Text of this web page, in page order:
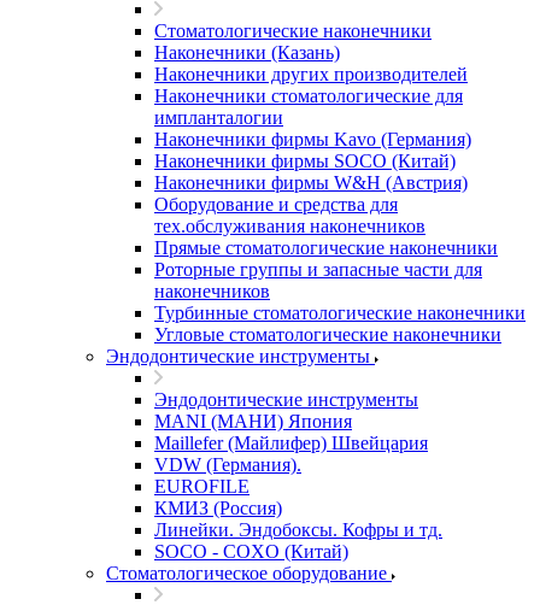
Стоматологические наконечники
Наконечники (Казань)
Наконечники других производителей
Наконечники стоматологические для
импланталогии
Наконечники фирмы Kavo (Германия)
Наконечники фирмы SOCO (Китай)
Наконечники фирмы W&H (Австрия)
Оборудование и средства для
тех.обслуживания наконечников
Прямые стоматологические наконечники
Роторные группы и запасные части для
наконечников
Турбинные стоматологические наконечники
Угловые стоматологические наконечники
Эндодонтические инструменты
Эндодонтические инструменты
MANI (МАНИ) Япония
Maillefer (Майлифер) Швейцария
VDW (Германия).
EUROFILE
КМИЗ (Россия)
Линейки. Эндобоксы. Кофры и тд.
SOCO - COXO (Китай)
Стоматологическое оборудование